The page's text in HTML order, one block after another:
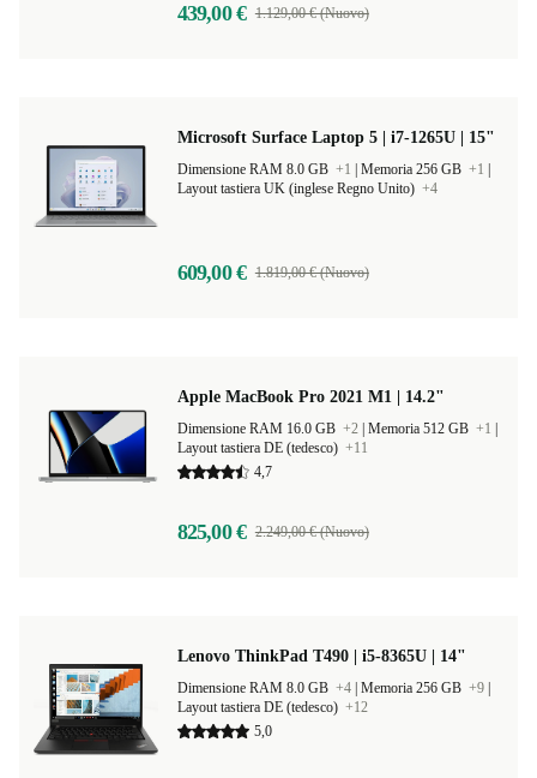
439,00 € 1.129,00 € (Nuovo)
Microsoft Surface Laptop 5 | i7-1265U | 15"
Dimensione RAM 8.0 GB +1 Memoria 256 GB +1
Layout tastiera UK (inglese Regno Unito) +4
609,00 € 1.819,00 € (Nuovo)
Apple MacBook Pro 2021 M1 | 14.2"
Dimensione RAM 16.0 GB +2 Memoria 512 GB +1
Layout tastiera DE (tedesco) +11
4,7
825,00 € 2.249,00 € (Nuovo)
Lenovo ThinkPad T490 | i5-8365U | 14"
Dimensione RAM 8.0 GB +4 Memoria 256 GB +9
Layout tastiera DE (tedesco) +12
5,0